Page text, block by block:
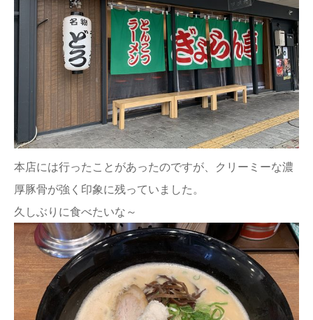
本店には行ったことがあったのですが、クリーミーな濃
厚豚骨が強く印象に残っていました。
久しぶりに食べたいな～